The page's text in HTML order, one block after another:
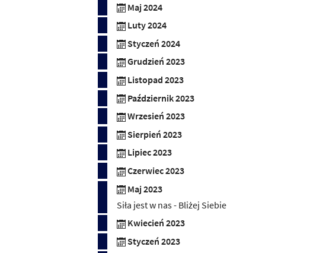
Maj 2024
Luty 2024
Styczeń 2024
Grudzień 2023
Listopad 2023
Październik 2023
Wrzesień 2023
Sierpień 2023
Lipiec 2023
Czerwiec 2023
Maj 2023
Siła jest w nas - Bliżej Siebie
Kwiecień 2023
Styczeń 2023